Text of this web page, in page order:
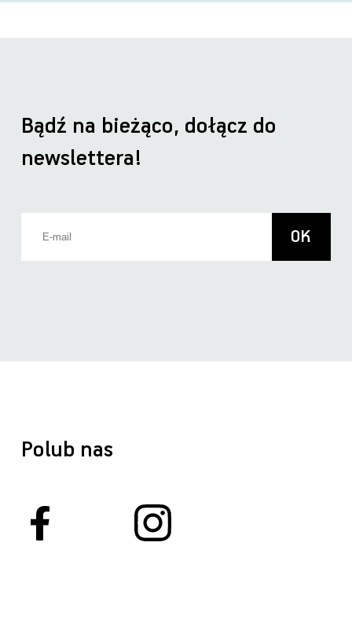
Polub nas
Bądź na bieżąco, dołącz do
newslettera!